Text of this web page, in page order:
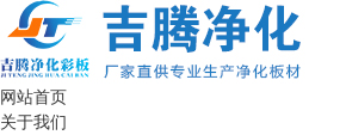
网站首页
关于我们